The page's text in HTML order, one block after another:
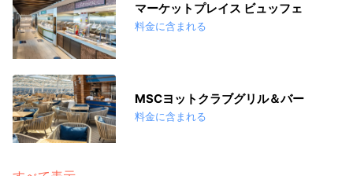
マーケットプレイス ビュッフェ
料金に含まれる
MSCヨットクラブグリル＆バー
料金に含まれる